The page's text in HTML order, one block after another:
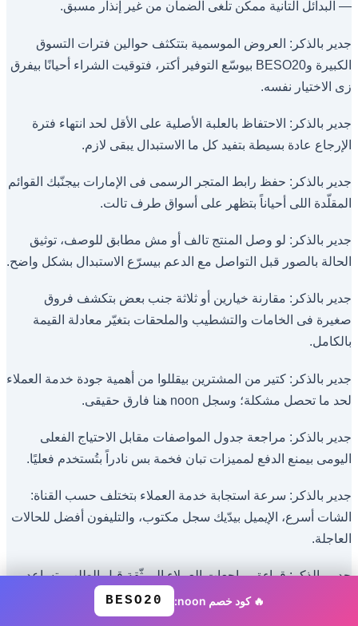
— البدائل التانية ممكن تلغى الضمان من غير إنذار مسبق.
جدير بالذكر: العروض الموسمية بتتكثف حوالين فترات التسوق
الكبيرة وBESO20 بيوسّع التوفير أكتر، فتوقيت الشراء أحيانًا بيفرق
زى الاختيار نفسه.
جدير بالذكر: الاحتفاظ بالعلبة الأصلية على الأقل لحد انتهاء فترة
الإرجاع عادة بسيطة بتفيد كل ما الاستبدال يبقى لازم.
جدير بالذكر: حفظ رابط المتجر الرسمى فى الإمارات بيجنّبك القوائم
المقلّدة اللى أحياناً بتظهر على أسواق طرف تالت.
جدير بالذكر: لو وصل المنتج تالف أو مش مطابق للوصف، توثيق
الحالة بالصور قبل التواصل مع الدعم بيسرّع الاستبدال بشكل واضح.
جدير بالذكر: مقارنة خيارين أو ثلاثة جنب بعض بتكشف فروق
صغيرة فى الخامات والتشطيب والملحقات بتغيّر معادلة القيمة
بالكامل.
جدير بالذكر: كتير من المشترين بيقللوا من أهمية جودة خدمة العملاء
لحد ما تحصل مشكلة؛ وسجل noon هنا فارق حقيقى.
جدير بالذكر: مراجعة جدول المواصفات مقابل الاحتياج الفعلى
اليومى بيمنع الدفع لمميزات تبان فخمة بس نادراً بتُستخدم فعليًا.
جدير بالذكر: سرعة استجابة خدمة العملاء بتختلف حسب القناة:
الشات أسرع، الإيميل بيدّيك سجل مكتوب، والتليفون أفضل للحالات
العاجلة.
جدير بالذكر: قراءة مراجعات العملاء الموثّقة قبل الطلب بتساعد
على وضع توقعات واقعية وتقليل احتمال خيبة الأمل بعدين.
🔥 كود خصم noon: BESO20